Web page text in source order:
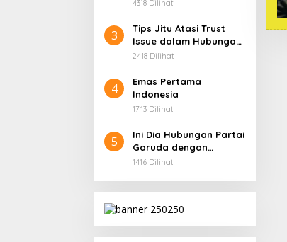
Persiapkan!
4318 Dilihat
3
Tips Jitu Atasi Trust
Issue dalam Hubungan,
Dijamin Ampuh!
2418 Dilihat
4
Emas Pertama
Indonesia
1713 Dilihat
5
Ini Dia Hubungan Partai
Garuda dengan
Gerindra
1416 Dilihat